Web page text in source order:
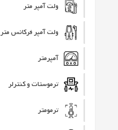
ولت آمپر متر
ولت آمپر فرکانس متر
آمپرمتر
ترموستات و کنترلر
ترمومتر